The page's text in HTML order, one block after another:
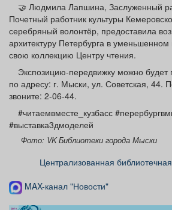
🤝 Людмила Лапшина, Заслуженный
Почетный работник культуры
серебряный волонтёр, предоставила
архитектуру Петербурга в
свою коллекцию Центру чтения.
Экспозицию-передвижку можно будет
по адресу: г. Мыски, ул. Советская, 44.
звоните: 2-06-44.
#читаемвместе_кузбасс
#выставка3дмоделей
Фото: VK Библиотеки города Мыски
Централизованная
MAX-канал "Новости"